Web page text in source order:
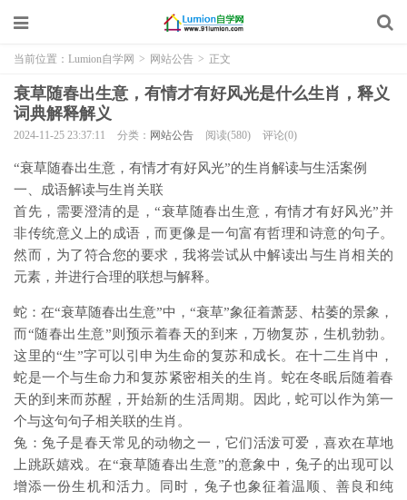
当前位置： Lumion自学网 > 网站公告 > 正文
衰草随春出生意，有情才有好风光是什么生肖，释义
词典解释解义
2024-11-25 23:37:11 分类： 网站公告 阅读(580) 评论(0)
“衰草随春出生意，有情才有好风光”的生肖解读与生活案例
一、成语解读与生肖关联
首先，需要澄清的是，“衰草随春出生意，有情才有好风光”并
非传统意义上的成语，而更像是一句富有哲理和诗意的句子。
然而，为了符合您的要求，我将尝试从中解读出与生肖相关的
元素，并进行合理的联想与解释。
蛇：在“衰草随春出生意”中，“衰草”象征着萧瑟、枯萎的景象，
而“随春出生意”则预示着春天的到来，万物复苏，生机勃勃。
这里的“生”字可以引申为生命的复苏和成长。在十二生肖中，
蛇是一个与生命力和复苏紧密相关的生肖。蛇在冬眠后随着春
天的到来而苏醒，开始新的生活周期。因此，蛇可以作为第一
个与这句句子相关联的生肖。
兔：兔子是春天常见的动物之一，它们活泼可爱，喜欢在草地
上跳跃嬉戏。在“衰草随春出生意”的意象中，兔子的出现可以
增添一份生机和活力。同时，兔子也象征着温顺、善良和纯